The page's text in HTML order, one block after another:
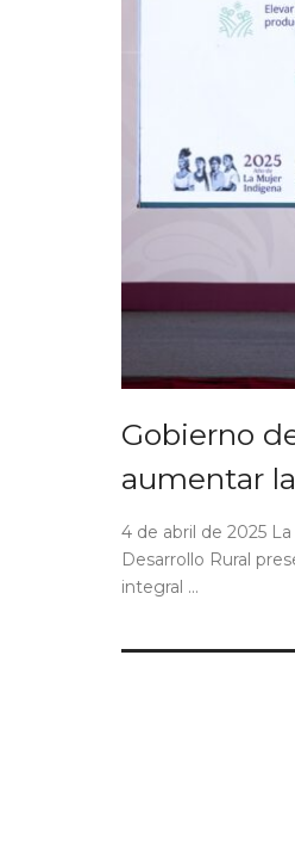
Gobierno
aumentar
4 de abril de 2025
Desarrollo Rural
integral ...